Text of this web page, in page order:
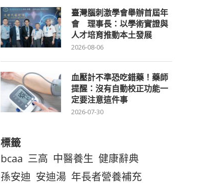
臺灣腦刺激學會舉辦首屆年
會 理事長：以學術實證與
人才培育推動本土發展
2026-08-06
血壓計不準恐吃錯藥！藥師
提醒：沒有自動校正功能一
定要注意這件事
2026-07-30
標籤
bcaa 三高 中醫養生 健康辭典
孫安迪 安迪湯 年長者營養補充